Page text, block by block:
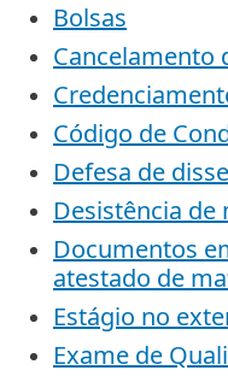
Bolsas
Cancelamento
Código de
Defesa de
Desistência
Documentos
atestado de
Estágio no
Exame de